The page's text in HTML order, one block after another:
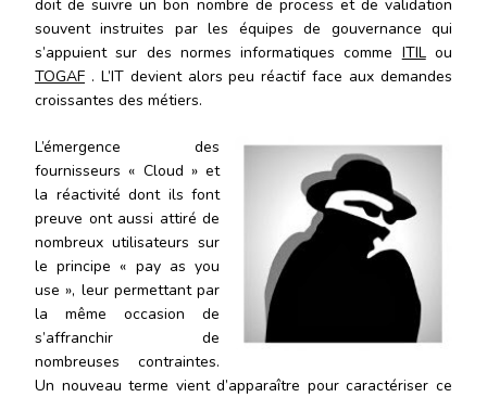
doit de suivre un bon nombre de process et de validation
souvent instruites par les équipes de gouvernance qui
s’appuient sur des normes informatiques comme ITILou
TOGAF . L’IT devient alors peu réactif face aux demandes
croissantes des métiers.
L’émergence des
fournisseurs « Cloud » et
la réactivité dont ils font
preuve ont aussi attiré de
nombreux utilisateurs sur
le principe « pay as you
use », leur permettant par
la même occasion de
s’affranchir de
nombreuses contraintes.
Un nouveau terme vient d’apparaître pour caractériser ce